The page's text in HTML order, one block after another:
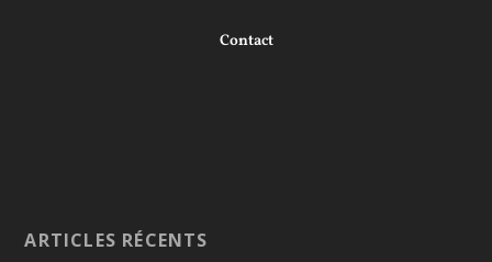
Contact
ARTICLES RÉCENTS